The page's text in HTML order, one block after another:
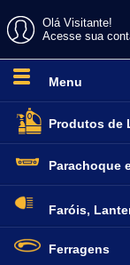
Olá Visitante!
Acesse sua
Menu
Produtos de
Parachoque
Faróis,
Ferragens